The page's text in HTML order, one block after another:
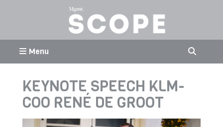
Menu
KEYNOTE SPEECH KLM-
COO RENÉ DE GROOT